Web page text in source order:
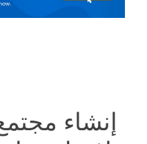
إنشاء